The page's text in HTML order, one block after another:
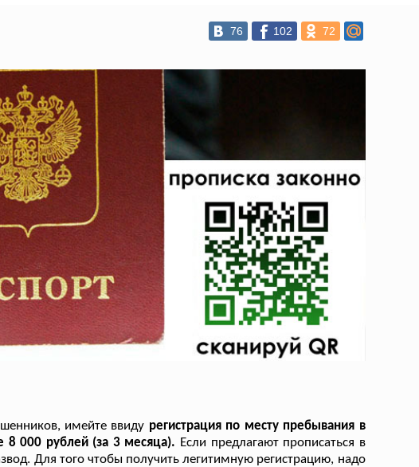
76 102 72
имейте ввиду регистрация по месту пребывания в
8 000 рублей (за 3 месяца). Если предлагают прописаться в
Для того чтобы получить легитимную регистрацию, надо